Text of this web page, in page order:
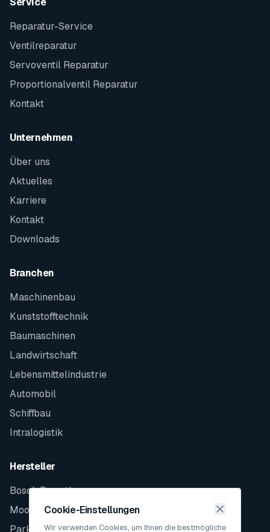
Reparatur-Service
Ventilreparatur
Servoventil Reparatur
Proportionalventil Reparatur
Kontakt
Unternehmen
Über uns
Aktuelles
Karriere
Kontakt
Downloads
Branchen
Maschinenbau
Kunststofftechnik
Baumaschinen
Landwirtschaft
Lebensmittelindustrie
Automobil
Schiffbau
Intralogistik
Hersteller
Bosch Rexroth
Moog
Parker
Cookie-Einstellungen
Wir verwenden Cookies, um Ihnen die bestmögliche